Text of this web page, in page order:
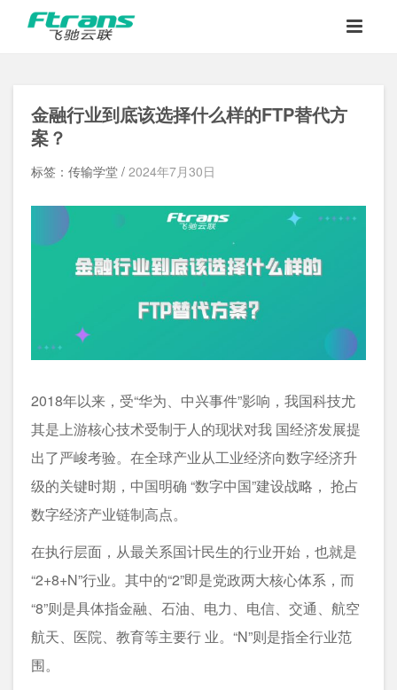
金融行业到底该选择什么样的FTP替代方
案？
标签：传输学堂 / 2024年7月30日
2018年以来，受“华为、中兴事件”影响，我国科技尤
其是上游核心技术受制于人的现状对我 国经济发展提
出了严峻考验。在全球产业从工业经济向数字经济升
级的关键时期，中国明确 “数字中国”建设战略， 抢占
数字经济产业链制高点。
在执行层面，从最关系国计民生的行业开始，也就是
“2+8+N”行业。其中的“2”即是党政两大核心体系，而
“8”则是具体指金融、石油、电力、电信、交通、航空
航天、医院、教育等主要行 业。“N”则是指全行业范
围。